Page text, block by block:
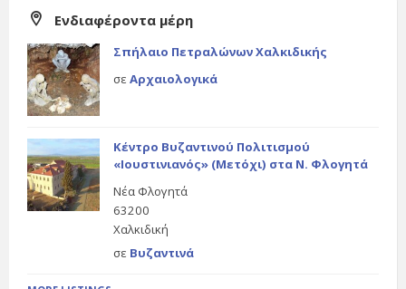
Ενδιαφέροντα μέρη
Σπήλαιο Πετραλώνων Χαλκιδικής
σε Αρχαιολογικά
Κέντρο Βυζαντινού Πολιτισμού
«Ιουστινιανός» (Μετόχι) στα Ν. Φλογητά
Νέα Φλογητά
63200
Χαλκιδική
σε Βυζαντινά